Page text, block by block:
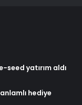
seed yatırım aldı
hediye